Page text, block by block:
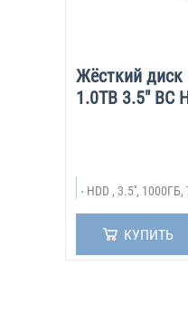
Жёсткий диск
1.0TB 3.5" BC
HDD , 3.5'',
КУПИТЬ